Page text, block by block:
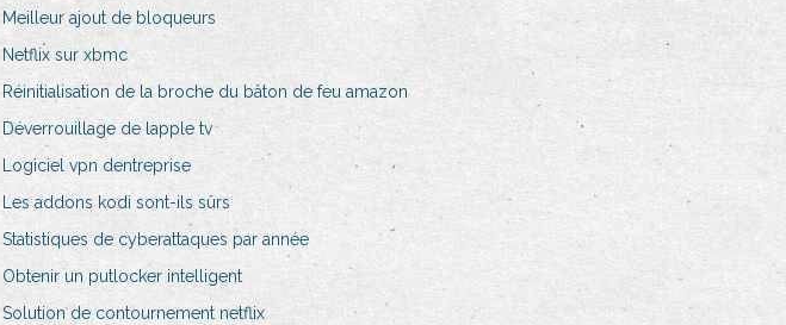
Meilleur ajout de bloqueurs
Netflix sur xbmc
Réinitialisation de la broche du bâton de feu amazon
Déverrouillage de lapple tv
Logiciel vpn dentreprise
Les addons kodi sont-ils sûrs
Statistiques de cyberattaques par année
Obtenir un putlocker intelligent
Solution de contournement netflix